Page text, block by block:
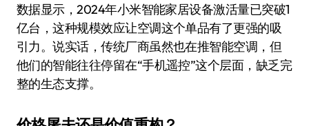
数据显示，2024年小米智能家居设备激活量已突破1
亿台，这种规模效应让空调这个单品有了更强的吸
引力。说实话，传统厂商虽然也在推智能空调，但
他们的智能往往停留在“手机遥控”这个层面，缺乏完
整的生态支撑。